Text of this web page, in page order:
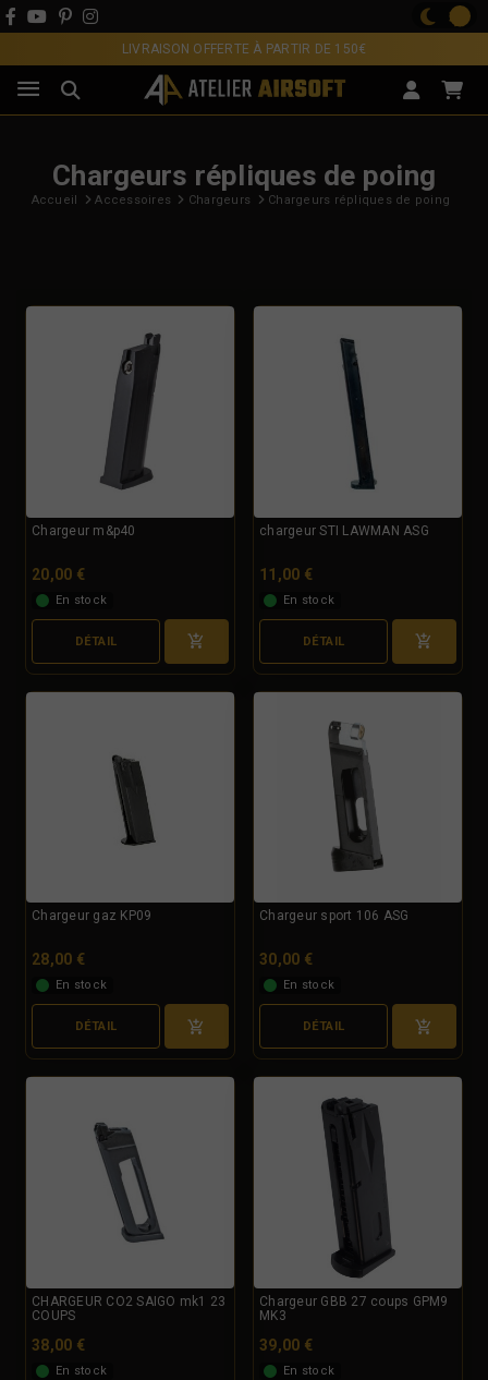
LIVRAISON OFFERTE À PARTIR DE 150€
Chargeurs répliques de poing
Accueil Accessoires Chargeurs Chargeurs répliques de poing
Chargeur m&p40
20,00 €
En stock
DÉTAIL
chargeur STI LAWMAN ASG
11,00 €
En stock
DÉTAIL
Chargeur gaz KP09
28,00 €
En stock
DÉTAIL
Chargeur sport 106 ASG
30,00 €
En stock
DÉTAIL
CHARGEUR CO2 SAIGO mk1 23
COUPS
38,00 €
En stock
Chargeur GBB 27 coups GPM9
MK3
39,00 €
En stock